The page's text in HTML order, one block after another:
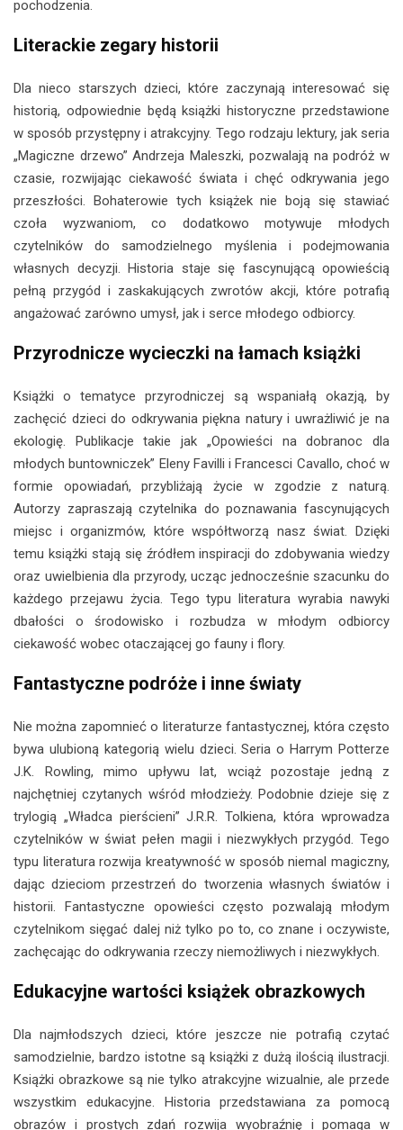
pochodzenia.
Literackie zegary historii
Dla nieco starszych dzieci, które zaczynają interesować się
historią, odpowiednie będą książki historyczne przedstawione
w sposób przystępny i atrakcyjny. Tego rodzaju lektury, jak seria
„Magiczne drzewo” Andrzeja Maleszki, pozwalają na podróż w
czasie, rozwijając ciekawość świata i chęć odkrywania jego
przeszłości. Bohaterowie tych książek nie boją się stawiać
czoła wyzwaniom, co dodatkowo motywuje młodych
czytelników do samodzielnego myślenia i podejmowania
własnych decyzji. Historia staje się fascynującą opowieścią
pełną przygód i zaskakujących zwrotów akcji, które potrafią
angażować zarówno umysł, jak i serce młodego odbiorcy.
Przyrodnicze wycieczki na łamach książki
Książki o tematyce przyrodniczej są wspaniałą okazją, by
zachęcić dzieci do odkrywania piękna natury i uwrażliwić je na
ekologię. Publikacje takie jak „Opowieści na dobranoc dla
młodych buntowniczek” Eleny Favilli i Francesci Cavallo, choć w
formie opowiadań, przybliżają życie w zgodzie z naturą.
Autorzy zapraszają czytelnika do poznawania fascynujących
miejsc i organizmów, które współtworzą nasz świat. Dzięki
temu książki stają się źródłem inspiracji do zdobywania wiedzy
oraz uwielbienia dla przyrody, ucząc jednocześnie szacunku do
każdego przejawu życia. Tego typu literatura wyrabia nawyki
dbałości o środowisko i rozbudza w młodym odbiorcy
ciekawość wobec otaczającej go fauny i flory.
Fantastyczne podróże i inne światy
Nie można zapomnieć o literaturze fantastycznej, która często
bywa ulubioną kategorią wielu dzieci. Seria o Harrym Potterze
J.K. Rowling, mimo upływu lat, wciąż pozostaje jedną z
najchętniej czytanych wśród młodzieży. Podobnie dzieje się z
trylogią „Władca pierścieni” J.R.R. Tolkiena, która wprowadza
czytelników w świat pełen magii i niezwykłych przygód. Tego
typu literatura rozwija kreatywność w sposób niemal magiczny,
dając dzieciom przestrzeń do tworzenia własnych światów i
historii. Fantastyczne opowieści często pozwalają młodym
czytelnikom sięgać dalej niż tylko po to, co znane i oczywiste,
zachęcając do odkrywania rzeczy niemożliwych i niezwykłych.
Edukacyjne wartości książek obrazkowych
Dla najmłodszych dzieci, które jeszcze nie potrafią czytać
samodzielnie, bardzo istotne są książki z dużą ilością ilustracji.
Książki obrazkowe są nie tylko atrakcyjne wizualnie, ale przede
wszystkim edukacyjne. Historia przedstawiana za pomocą
obrazów i prostych zdań rozwija wyobraźnię i pomaga w